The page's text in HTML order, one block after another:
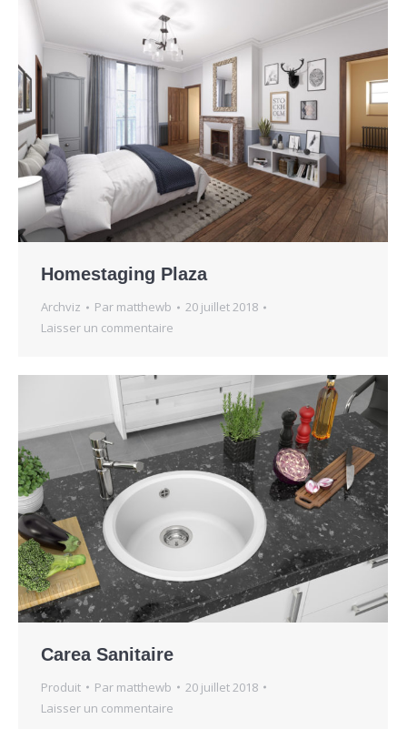
Homestaging Plaza
Archviz Par matthewb
20 juillet 2018
Laisser un commentaire
Carea Sanitaire
Produit Par matthewb
20 juillet 2018
Laisser un commentaire